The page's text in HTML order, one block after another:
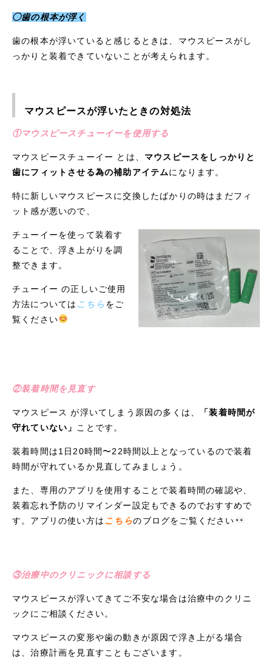
◯歯の根本が浮く
歯の根本が浮いていると感じるときは、マウスピースがし
っかりと装着できていないことが考えられます。
マウスピースが浮いたときの対処法
①マウスピースチューイーを使用する
マウスピースチューイー とは、 マウスピースをしっかりと
歯にフィットさせる為の補助アイテムになります。
特に新しいマウスピースに交換したばかりの時はまだフィ
ット感が悪いので、
チューイーを使って装着す
ることで、浮き上がりを調
整できます。
チューイー の正しいご使用
方法については こちら をご
覧ください
②装着時間を見直す
マウスピース が浮いてしまう原因の多くは、
「装着時間が
守れていない」 ことです。
装着時間は1日20時間〜22時間以上となっているので装着
時間が守れているか見直してみましょう。
また、専用のアプリを使用することで装着時間の確認や、
装着忘れ予防のリマインダー設定もできるのでおすすめで
す。アプリの使い方は こちらのブログをご覧ください
③治療中のクリニックに相談する
マウスピースが浮いてきてご不安な場合は治療中のクリニ
ックにご相談ください。
マウスピースの変形や歯の動きが原因で浮き上がる場合
は、治療計画を見直すこともございます。